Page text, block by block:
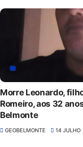
Morre Leonardo,
Romeiro, aos 32
Belmonte
GEOBELMONTE 14 JULHO